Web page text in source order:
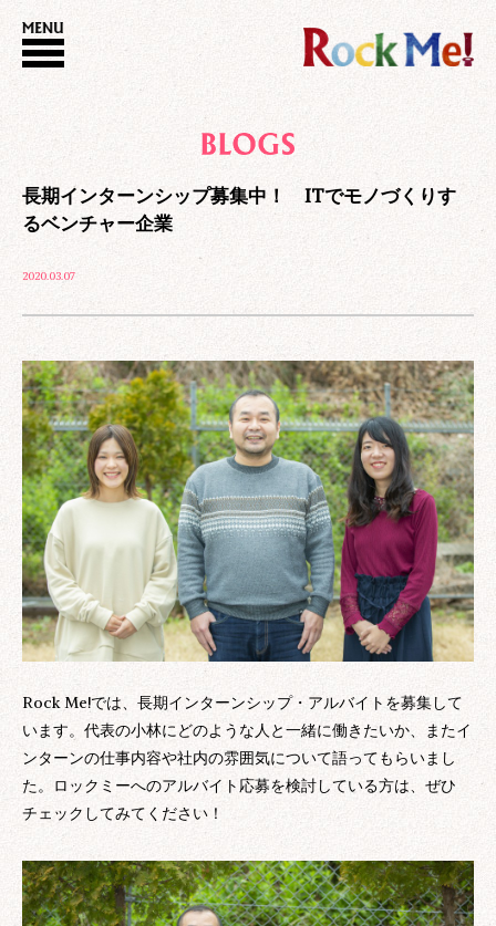
長期インターンシップ募集中！ ITでモノづくりす
るベンチャー企業
2020.03.07
Rock Me!では、長期インターンシップ・アルバイトを募集して
います。代表の小林にどのような人と一緒に働きたいか、またイ
ンターンの仕事内容や社内の雰囲気について語ってもらいまし
た。ロックミーへのアルバイト応募を検討している方は、ぜひ
チェックしてみてください！